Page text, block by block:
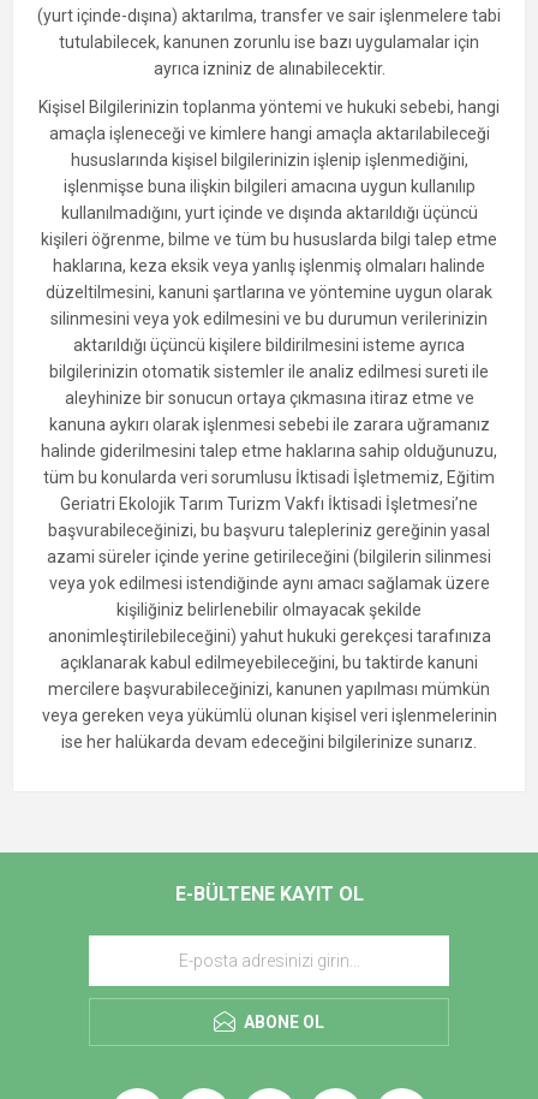
(yurt içinde-dışına) aktarılma, transfer ve sair işlenmelere tabi
tutulabilecek, kanunen zorunlu ise bazı uygulamalar için
ayrıca izniniz de alınabilecektir.
Kişisel Bilgilerinizin toplanma yöntemi ve hukuki sebebi, hangi
amaçla işleneceği ve kimlere hangi amaçla aktarılabileceği
hususlarında kişisel bilgilerinizin işlenip işlenmediğini,
işlenmişse buna ilişkin bilgileri amacına uygun kullanılıp
kullanılmadığını, yurt içinde ve dışında aktarıldığı üçüncü
kişileri öğrenme, bilme ve tüm bu hususlarda bilgi talep etme
haklarına, keza eksik veya yanlış işlenmiş olmaları halinde
düzeltilmesini, kanuni şartlarına ve yöntemine uygun olarak
silinmesini veya yok edilmesini ve bu durumun verilerinizin
aktarıldığı üçüncü kişilere bildirilmesini isteme ayrıca
bilgilerinizin otomatik sistemler ile analiz edilmesi sureti ile
aleyhinize bir sonucun ortaya çıkmasına itiraz etme ve
kanuna aykırı olarak işlenmesi sebebi ile zarara uğramanız
halinde giderilmesini talep etme haklarına sahip olduğunuzu,
tüm bu konularda veri sorumlusu İktisadi İşletmemiz, Eğitim
Geriatri Ekolojik Tarım Turizm Vakfı İktisadi İşletmesi’ne
başvurabileceğinizi, bu başvuru talepleriniz gereğinin yasal
azami süreler içinde yerine getirileceğini (bilgilerin silinmesi
veya yok edilmesi istendiğinde aynı amacı sağlamak üzere
kişiliğiniz belirlenebilir olmayacak şekilde
anonimleştirilebileceğini) yahut hukuki gerekçesi tarafınıza
açıklanarak kabul edilmeyebileceğini, bu taktirde kanuni
mercilere başvurabileceğinizi, kanunen yapılması mümkün
veya gereken veya yükümlü olunan kişisel veri işlenmelerinin
ise her halükarda devam edeceğini bilgilerinize sunarız.
E-BÜLTENE KAYIT OL
ABONE OL